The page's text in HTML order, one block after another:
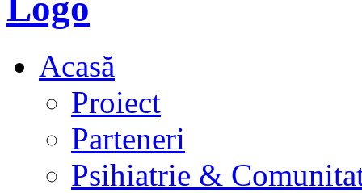
Acasă
Proiect
Parteneri
Psihiatrie &